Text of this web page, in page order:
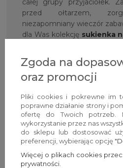
całej grupy przyjaciółek.
przed ołtarzem,
niezapomniany wieczór
dla Was kolekcję sukienka
z
Avocado Style
kobieco i po prostu
znaczenie —
różnorodnym
Jak mogłaś już zauważyć,
naszych wirtualnych
się nie tylko piękne
Zgoda na
oraz promocji
Pliki cookies i pokrewne im
poprawne działanie strony i
ofertę do Twoich potrzeb.
wykorzystanie przez nas
do sklepu lub dostosować
preferencji, wybierając opcję
Więcej o plikach cookies
prywatności.